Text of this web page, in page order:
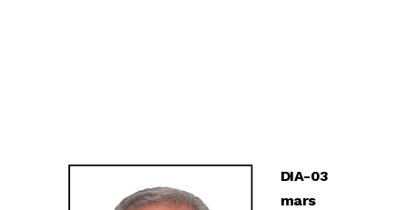
DIA-03
mars